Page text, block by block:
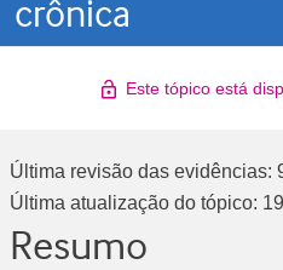
crônica
Este tópico está
Última revisão das evidências:
Última atualização do tópico:
Resumo